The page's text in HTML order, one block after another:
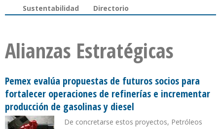
Sustentabilidad
Directorio
Alianzas Estratégicas
Pemex evalúa propuestas de futuros socios para
fortalecer operaciones de refinerías e incrementar
producción de gasolinas y diesel
De concretarse estos proyectos, Petróleos